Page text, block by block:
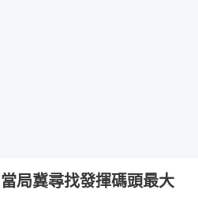
局冀尋找發揮碼頭最大